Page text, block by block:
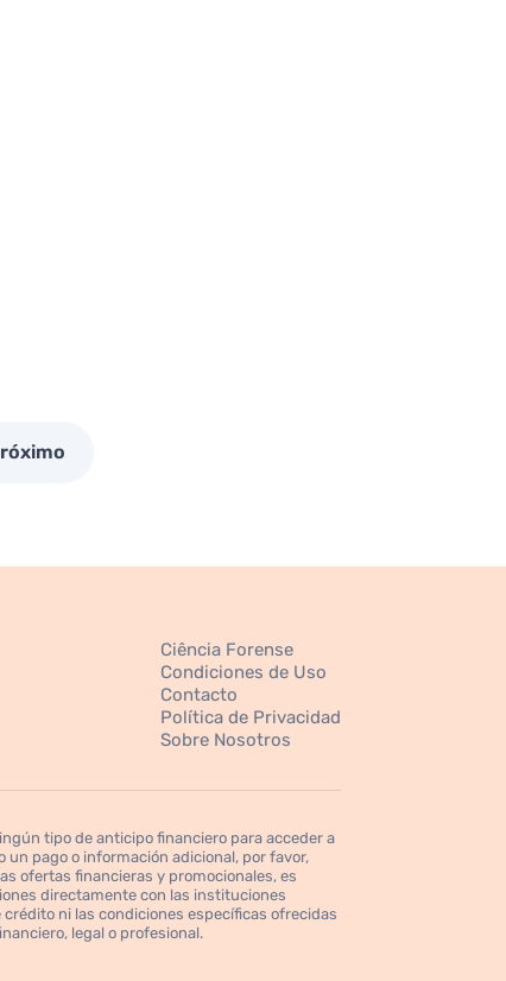
Ciência Forense
Condiciones de Uso
Contacto
Política de Privacidad
Sobre Nosotros
tipo de anticipo financiero para acceder a
pago o información adicional, por favor,
ofertas financieras y promocionales, es
directamente con las instituciones
ni las condiciones específicas ofrecidas
legal o profesional.